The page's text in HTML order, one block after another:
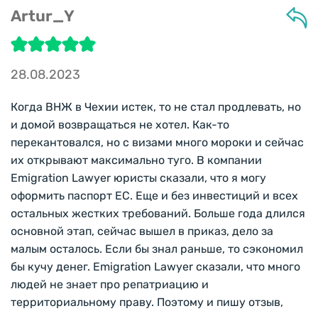
Artur_Y
28.08.2023
Когда ВНЖ в Чехии истек, то не стал продлевать, но
и домой возвращаться не хотел. Как-то
перекантовался, но с визами много мороки и сейчас
их открывают максимально туго. В компании
Emigration Lawyer юристы сказали, что я могу
оформить паспорт ЕС. Еще и без инвестиций и всех
остальных жестких требований. Больше года длился
основной этап, сейчас вышел в приказ, дело за
малым осталось. Если бы знал раньше, то сэкономил
бы кучу денег. Emigration Lawyer сказали, что много
людей не знает про репатриацию и
территориальному праву. Поэтому и пишу отзыв,